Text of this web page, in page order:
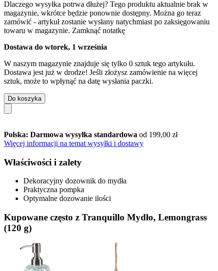
Dlaczego wysyłka potrwa dłużej? Tego produktu aktualnie brak w
magazynie, wkrótce będzie ponownie dostępny. Można go teraz
zamówić - artykuł zostanie wysłany natychmiast po zaksięgowaniu
towaru w magazynie. Zamknąć notatkę
Dostawa do wtorek, 1 września
W naszym magazynie znajduje się tylko 0 sztuk tego artykułu.
Dostawa jest już w drodze! Jeśli złożysz zamówienie na więcej
sztuk, może to wpłynąć na datę wysłania paczki.
Do koszyka
Polska: Darmowa wysyłka standardowa od 199,00 zł
Więcej informacji na temat wysyłki i dostawy
Właściwości i zalety
Dekoracyjny dozownik do mydła
Praktyczna pompka
Optymalne dozowanie ilości
Kupowane często z Tranquillo Mydło, Lemongrass
(120 g)